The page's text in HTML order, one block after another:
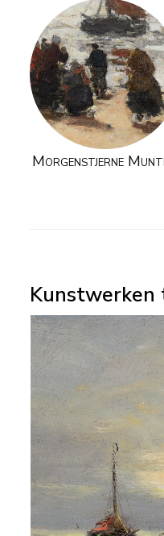
Morgenstjerne
Kunstwerken